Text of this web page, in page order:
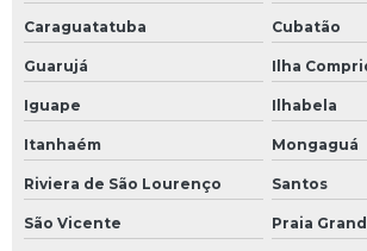
Conserto cnc
Conversor tensão
Conversor tensão corrente
Empresa de manutenção de nobreak
Interface de comunicação serial
Interface serial
Caraguatatuba Cubatão
Guarujá Ilha
Iguape Ilhabela
Itanhaém Mongaguá
Riviera de São Lourenço Santos
São Vicente Praia